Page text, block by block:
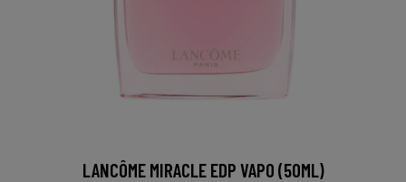
LANCÔME MIRACLE EDP VAPO (50ML)